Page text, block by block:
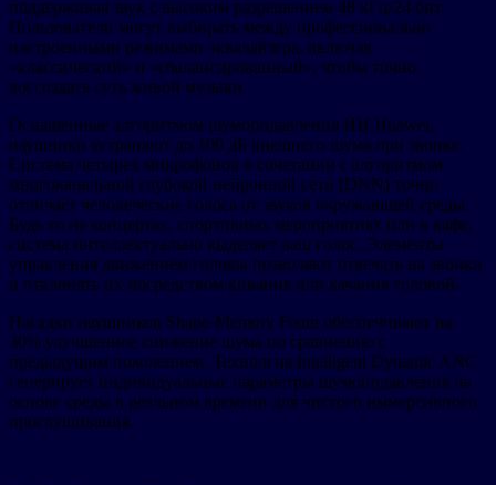
поддерживая звук с высоким разрешением 48 кГц/24 бит.
Пользователи могут выбирать между профессионально
настроенными режимами эквалайзера, включая
«классический» и «сбалансированный», чтобы точно
воссоздать суть живой музыки.
Оснащенные алгоритмом шумоподавления ИИ Huawei,
наушники устраняют до 100 дБ внешнего шума при звонке.
Система четырех микрофонов в сочетании с алгоритмом
многоканальной глубокой нейронной сети (DNN) точно
отличает человеческие голоса от звуков окружающей среды.
Будь то на концертах, спортивных мероприятиях или в кафе,
система интеллектуально выделяет ваш голос. Элементы
управления движением головы позволяют отвечать на звонки
и отклонять их посредством кивания или качания головой.
Насадки наушников Shape-Memory Foam обеспечивают на
30% улучшенное снижение шума по сравнению с
предыдущим поколением. Технолгия Intelligent Dynamic ANC
генерирует индивидуальные параметры шумоподавления на
основе среды в реальном времени для чистого иммерсивного
прослушивания.